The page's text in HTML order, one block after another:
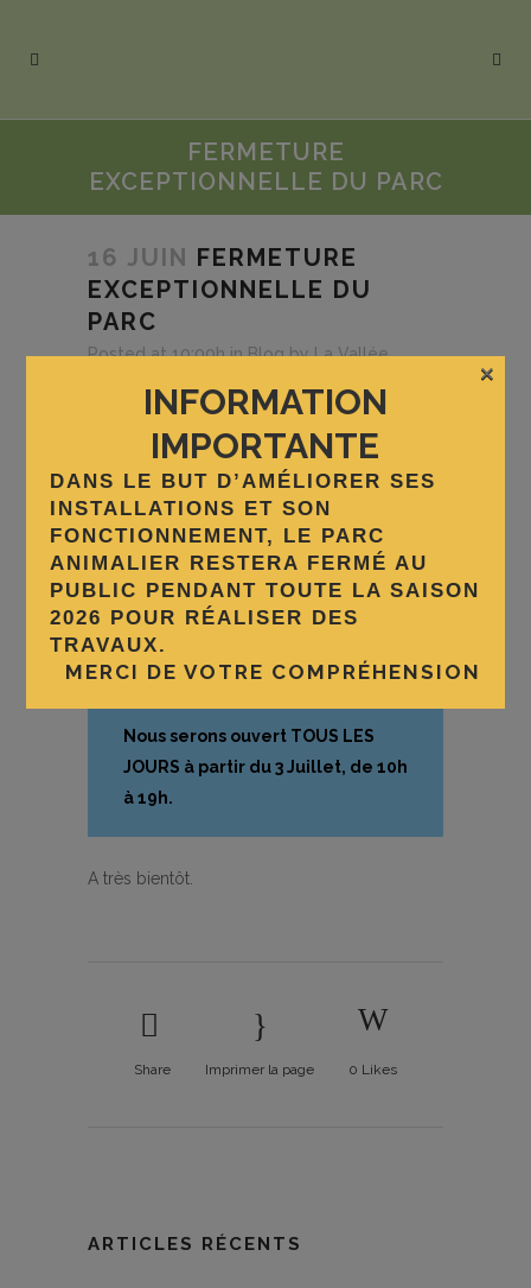
FERMETURE
EXCEPTIONNELLE DU PARC
16 JUIN FERMETURE
EXCEPTIONNELLE DU
PARC
Posted at 10:00hinBlog byLa Vallée
Bonjour à tous,
Une info exceptionnelle à vous transmettre:
Le parc sera fermé les samedi
Nous serons ouvert TOUS LES
JOURS à partir du 3 Juillet, de 10h
à 19h.
A très bientôt.
Share Imprimer la page 0 Likes
ARTICLES RÉCENTS
INFORMATION
IMPORTANTE
DANS LE BUT D’AMÉLIORER SES
INSTALLATIONS ET SON
FONCTIONNEMENT, LE PARC
ANIMALIER RESTERA FERMÉ AU
PUBLIC PENDANT TOUTE LA SAISON
2026 POUR RÉALISER DES
TRAVAUX.
MERCI DE VOTRE COMPRÉHENSION
×